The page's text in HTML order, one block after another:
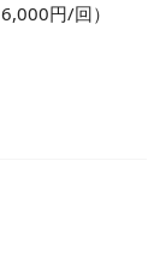
円/回）